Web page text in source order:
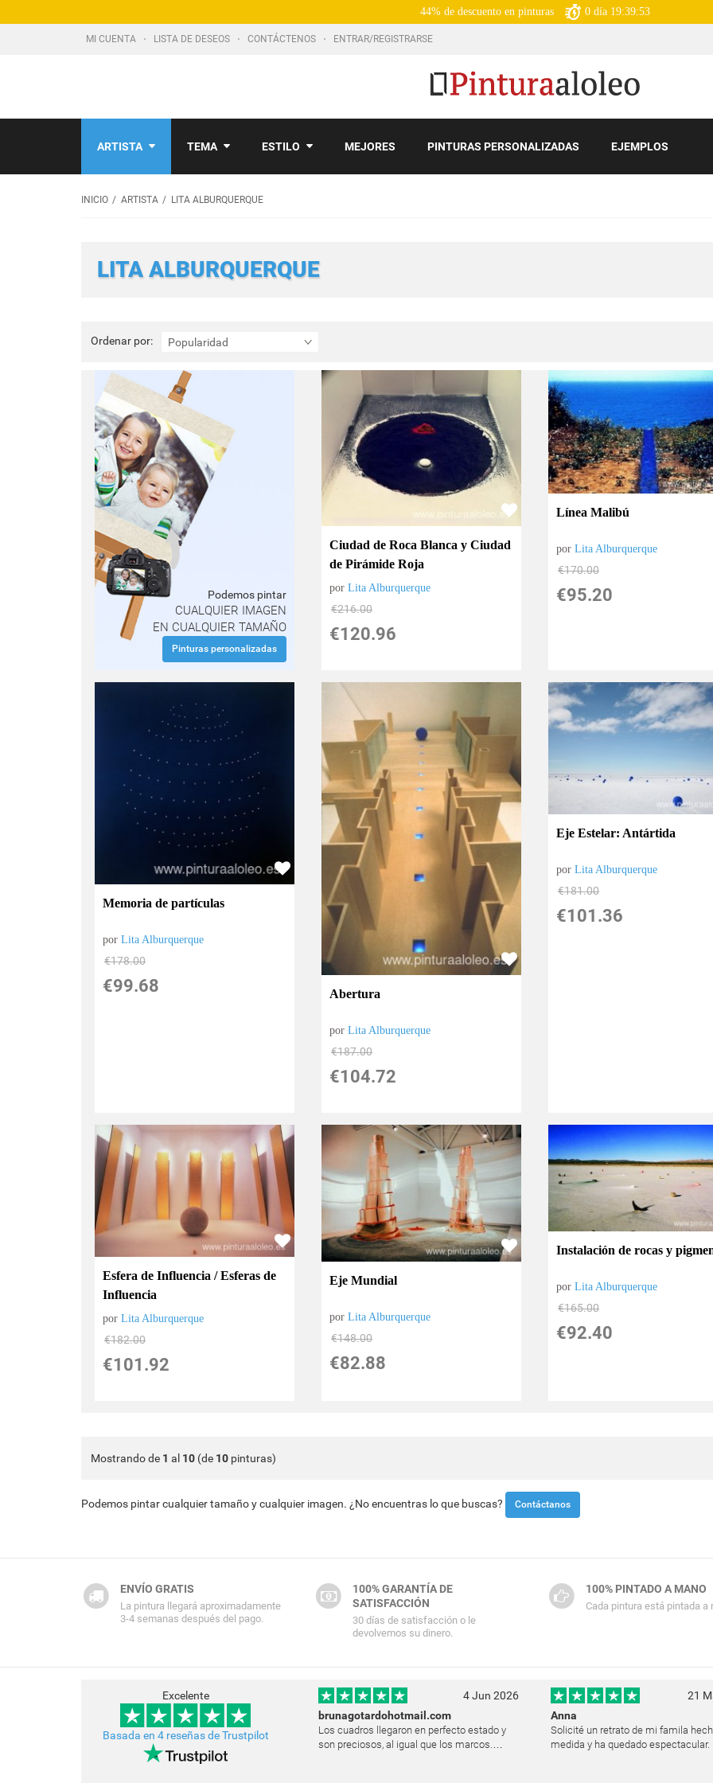
44% de descuento en pinturas 0 día 19:39:52
MI CUENTA LISTA DE DESEOS CONTÁCTENOS ENTRAR/REGISTRARSE
ARTISTA TEMA ESTILO MEJORES PINTURAS PERSONALIZADAS EJEMPLOS
INICIO ARTISTA LITA ALBURQUERQUE
LITA ALBURQUERQUE
Ordenar por: Popularidad
Ordenar
por:
Podemos pintar
CUALQUIER IMAGEN
EN CUALQUIER TAMAÑO
Pinturas personalizadas
Ciudad de Roca Blanca y Ciudad
de Pirámide Roja
porLita Alburquerque
€216.00
€120.96
Línea Malibú
porLita Alburquerque
€170.00
€95.20
Memoria de partículas
porLita Alburquerque
€178.00
€99.68 Abertura
porLita Alburquerque
€187.00
€104.72
Eje Estelar: Antártida
porLita Alburquerque
€181.00
€101.36
Esfera de Influencia / Esferas de
Influencia
porLita Alburquerque
€182.00
€101.92
Eje Mundial
porLita Alburquerque
€148.00
€82.88
Instalación de rocas y
porLita Alburquerque
€165.00
€92.40
Mostrando de 1 al 10 (de 10 pinturas)
Podemos pintar cualquier tamaño y cualquier imagen. ¿No encuentras lo que buscas? Contáctanos
ENVÍO GRATIS
La pintura llegará aproximadamente
3-4 semanas después del pago.
100% GARANTÍA DE
SATISFACCIÓN
30 días de satisfacción o le
devolvemos su dinero.
100% PINTADO A MANO
Cada pintura está pintada a
Excelente
Basada en 4 reseñas de Trustpilot
4 Jun 2026
brunagotardohotmail.com
Los cuadros llegaron en perfecto estado y
son preciosos, al igual que los marcos.
21
Anna
Solicité un retrato de mi famila
medida y ha quedado espectacular.